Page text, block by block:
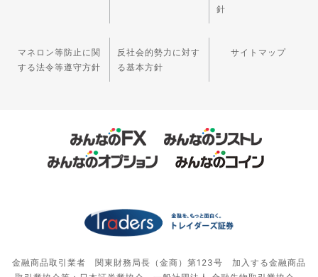
針
マネロン等防止に関
する法令等遵守方針
反社会的勢力に対す
る基本方針
サイトマップ
金融商品取引業者 関東財務局長（金商）第123号 加入する金融商品